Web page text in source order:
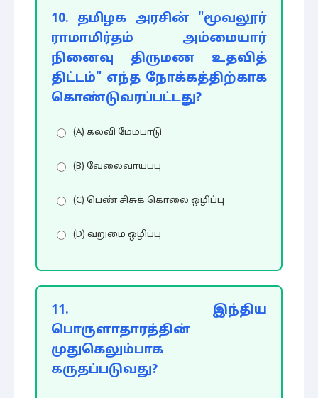
10. தமிழக அரசின் "மூவலூர்
ராமாமிர்தம் அம்மையார்
நினைவு திருமண உதவித்
திட்டம்" எந்த நோக்கத்திற்காக
கொண்டுவரப்பட்டது?
(A) கல்வி மேம்பாடு
(B) வேலைவாய்ப்பு
(C) பெண் சிசுக் கொலை ஒழிப்பு
(D) வறுமை ஒழிப்பு
11. இந்திய
பொருளாதாரத்தின்
முதுகெலும்பாக
கருதப்படுவது?